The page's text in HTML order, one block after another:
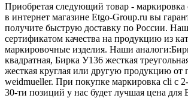
Приобретая следующий товар - маркировка
в интернет магазине Etgo-Group.ru вы
получите быструю доставку по России.
сертификатом качества на продукцию из
маркировочные изделия. Наши
квадратная, Бирка У136 жесткая
жесткая круглая или другую продукцию от
weidmueller. При покупке маркировка cli c
30-ти позиций у нас будет лучшая цена для